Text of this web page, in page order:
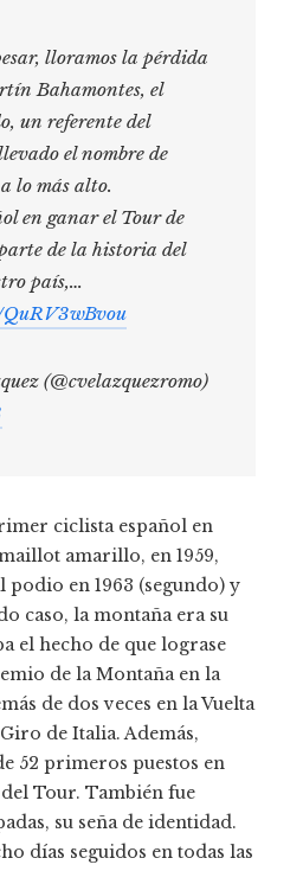
lloramos la pérdida
Bahamontes, el
un referente del
el nombre de
lo más alto.
en ganar el Tour de
de la historia del
país,…
(@cvelazquezromo)
ciclista español en
amarillo, en 1959,
podio en 1963 (segundo) y
caso, la montaña era su
el hecho de que lograse
de la Montaña en la
de dos veces en la Vuelta
de Italia. Además,
52 primeros puestos en
Tour. También fue
su seña de identidad.
días seguidos en todas las